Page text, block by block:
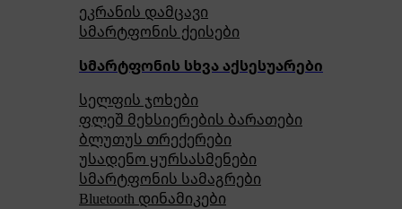
ეკრანის დამცავი
სმარტფონის ქეისები
სმარტფონის სხვა აქსესუარები
სელფის ჯოხები
ფლეშ მეხსიერების ბარათები
ბლუთუს თრექერები
უსადენო ყურსასმენები
სმარტფონის სამაგრები
Bluetooth დინამიკები